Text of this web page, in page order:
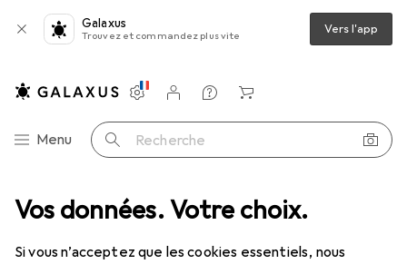
Vos données. Votre choix.
Si vous n’acceptez que les cookies essentiels, nous
Galaxus
Trouvez et commandez plus vite Vers l'app
Navigation par catégorie
Menu Recherche
Paramètres
Compte client
Listes de comparaison
Listes d'envies
Panier
Mode Tout en mode Chaussures
Ballerines